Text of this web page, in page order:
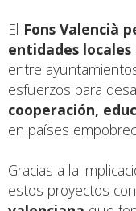
El Fons Valencià
entidades
entre
esfuerzos para
cooperación,
en países
Gracias a la
estos proyectos